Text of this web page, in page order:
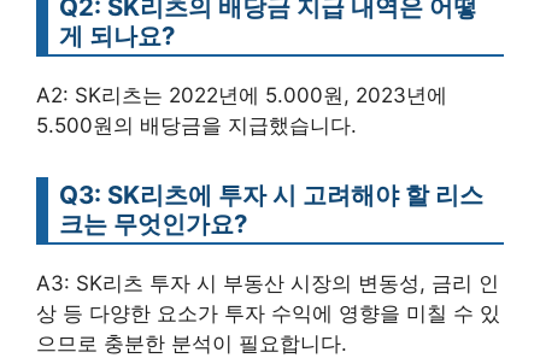
Q2: SK리츠의 배당금 지급 내역은 어떻
게 되나요?
A2: SK리츠는 2022년에 5.000원, 2023년에
5.500원의 배당금을 지급했습니다.
Q3: SK리츠에 투자 시 고려해야 할 리스
크는 무엇인가요?
A3: SK리츠 투자 시 부동산 시장의 변동성, 금리 인
상 등 다양한 요소가 투자 수익에 영향을 미칠 수 있
으므로 충분한 분석이 필요합니다.